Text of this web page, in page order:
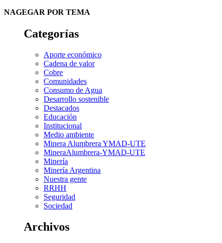
NAGEGAR POR TEMA
Categorías
Aporte económico
Cadena de valor
Cobre
Comunidades
Consumo de Agua
Desarrollo sostenible
Destacados
Educación
Institucional
Medio ambiente
Minera Alumbrera YMAD-UTE
MineraAlumbrera-YMAD-UTE
Minería
Minería Argentina
Nuestra gente
RRHH
Seguridad
Sociedad
Archivos